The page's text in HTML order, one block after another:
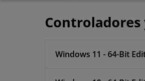
Windows 11 - 64-Bit